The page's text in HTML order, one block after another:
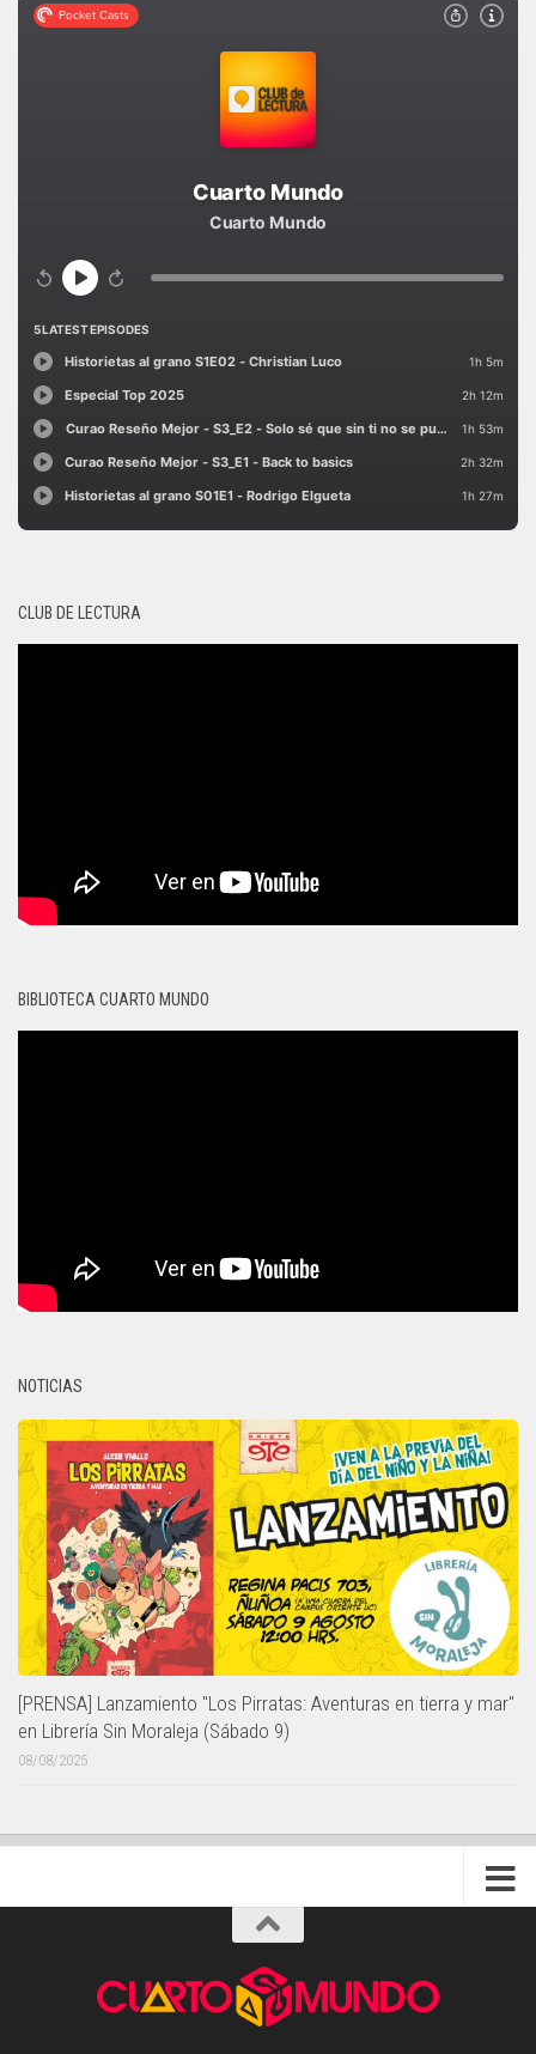
CLUB DE LECTURA
BIBLIOTECA CUARTO MUNDO
NOTICIAS
[PRENSA] Lanzamiento "Los Pirratas: Aventuras en tierra y mar"
en Librería Sin Moraleja (Sábado 9)
08/08/2025